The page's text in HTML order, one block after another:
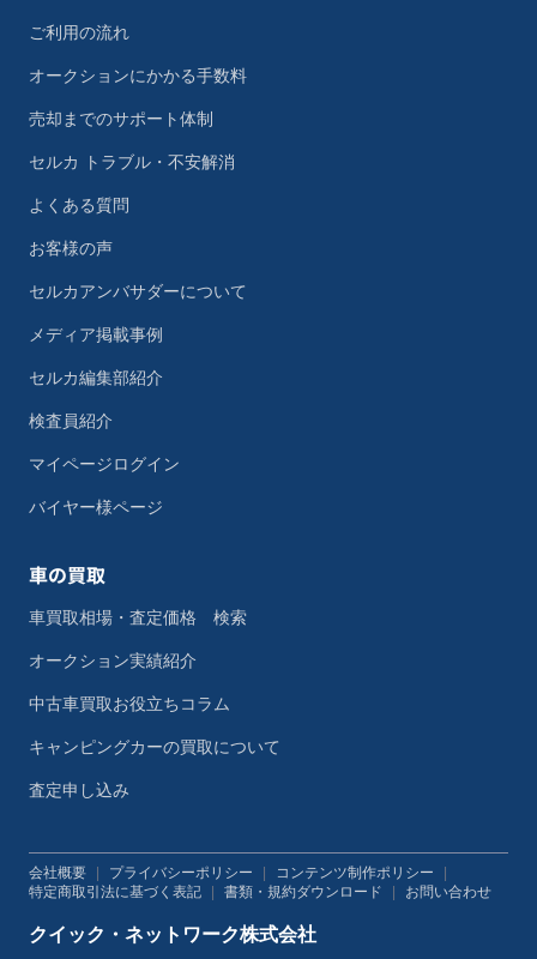
ご利用の流れ
オークションにかかる手数料
売却までのサポート体制
セルカ トラブル・不安解消
よくある質問
お客様の声
セルカアンバサダーについて
メディア掲載事例
セルカ編集部紹介
検査員紹介
マイページログイン
バイヤー様ページ
車の買取
車買取相場・査定価格 検索
オークション実績紹介
中古車買取お役立ちコラム
キャンピングカーの買取について
査定申し込み
会社概要 | プライバシーポリシー | コンテンツ制作ポリシー
|
特定商取引法に基づく表記
| 書類・規約ダウンロード | お問い合わせ
クイック・ネットワーク株式会社